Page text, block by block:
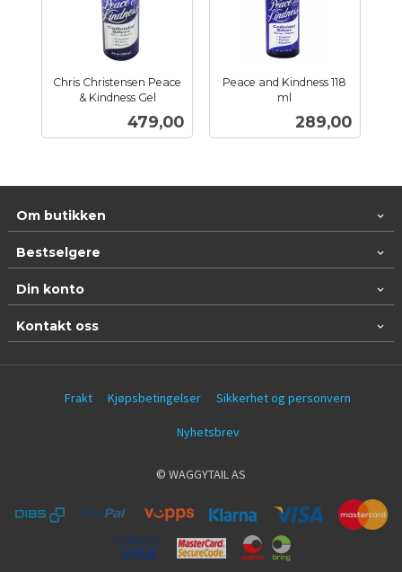
Chris Christensen Peace
& Kindness Gel
Pris
479,00
Peace and Kindness 118
ml
Pris
289,00
Om butikken
Bestselgere
Din konto
Kontakt oss
Frakt Kjøpsbetingelser Sikkerhet og personvern
Nyhetsbrev
© WAGGYTAIL AS